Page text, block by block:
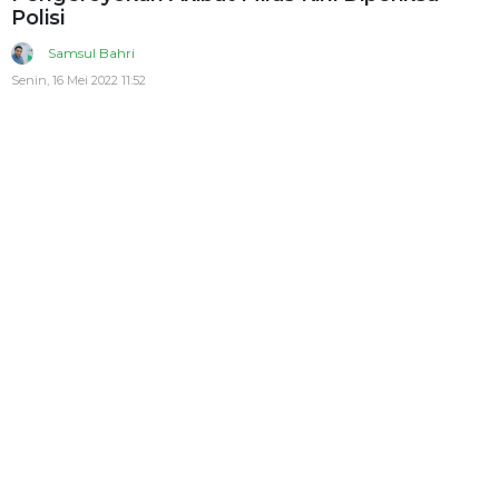
Polisi
Samsul Bahri
Senin, 16 Mei 2022 11:52